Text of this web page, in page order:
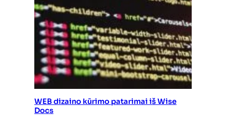
WEB dizaino kūrimo patarimai iš Wise
Docs